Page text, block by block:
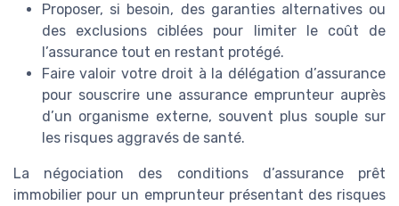
Proposer, si besoin, des garanties alternatives ou
des exclusions ciblées pour limiter le coût de
l’assurance tout en restant protégé.
Faire valoir votre droit à la délégation d’assurance
pour souscrire une assurance emprunteur auprès
d’un organisme externe, souvent plus souple sur
les risques aggravés de santé.
La négociation des conditions d’assurance prêt
immobilier pour un emprunteur présentant des risques